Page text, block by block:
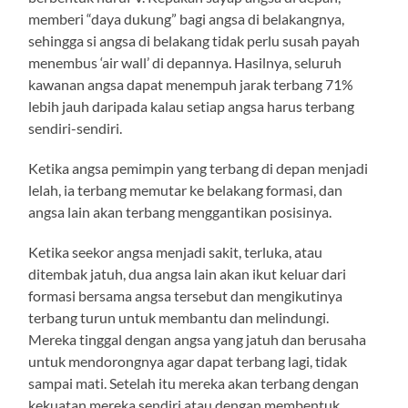
memberi “daya dukung” bagi angsa di belakangnya,
sehingga si angsa di belakang tidak perlu susah payah
menembus ‘air wall’ di depannya. Hasilnya, seluruh
kawanan angsa dapat menempuh jarak terbang 71%
lebih jauh daripada kalau setiap angsa harus terbang
sendiri-sendiri.
Ketika angsa pemimpin yang terbang di depan menjadi
lelah, ia terbang memutar ke belakang formasi, dan
angsa lain akan terbang menggantikan posisinya.
Ketika seekor angsa menjadi sakit, terluka, atau
ditembak jatuh, dua angsa lain akan ikut keluar dari
formasi bersama angsa tersebut dan mengikutinya
terbang turun untuk membantu dan melindungi.
Mereka tinggal dengan angsa yang jatuh dan berusaha
untuk mendorongnya agar dapat terbang lagi, tidak
sampai mati. Setelah itu mereka akan terbang dengan
kekuatan mereka sendiri atau dengan membentuk